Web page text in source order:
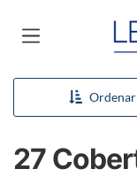
Ordenar
27